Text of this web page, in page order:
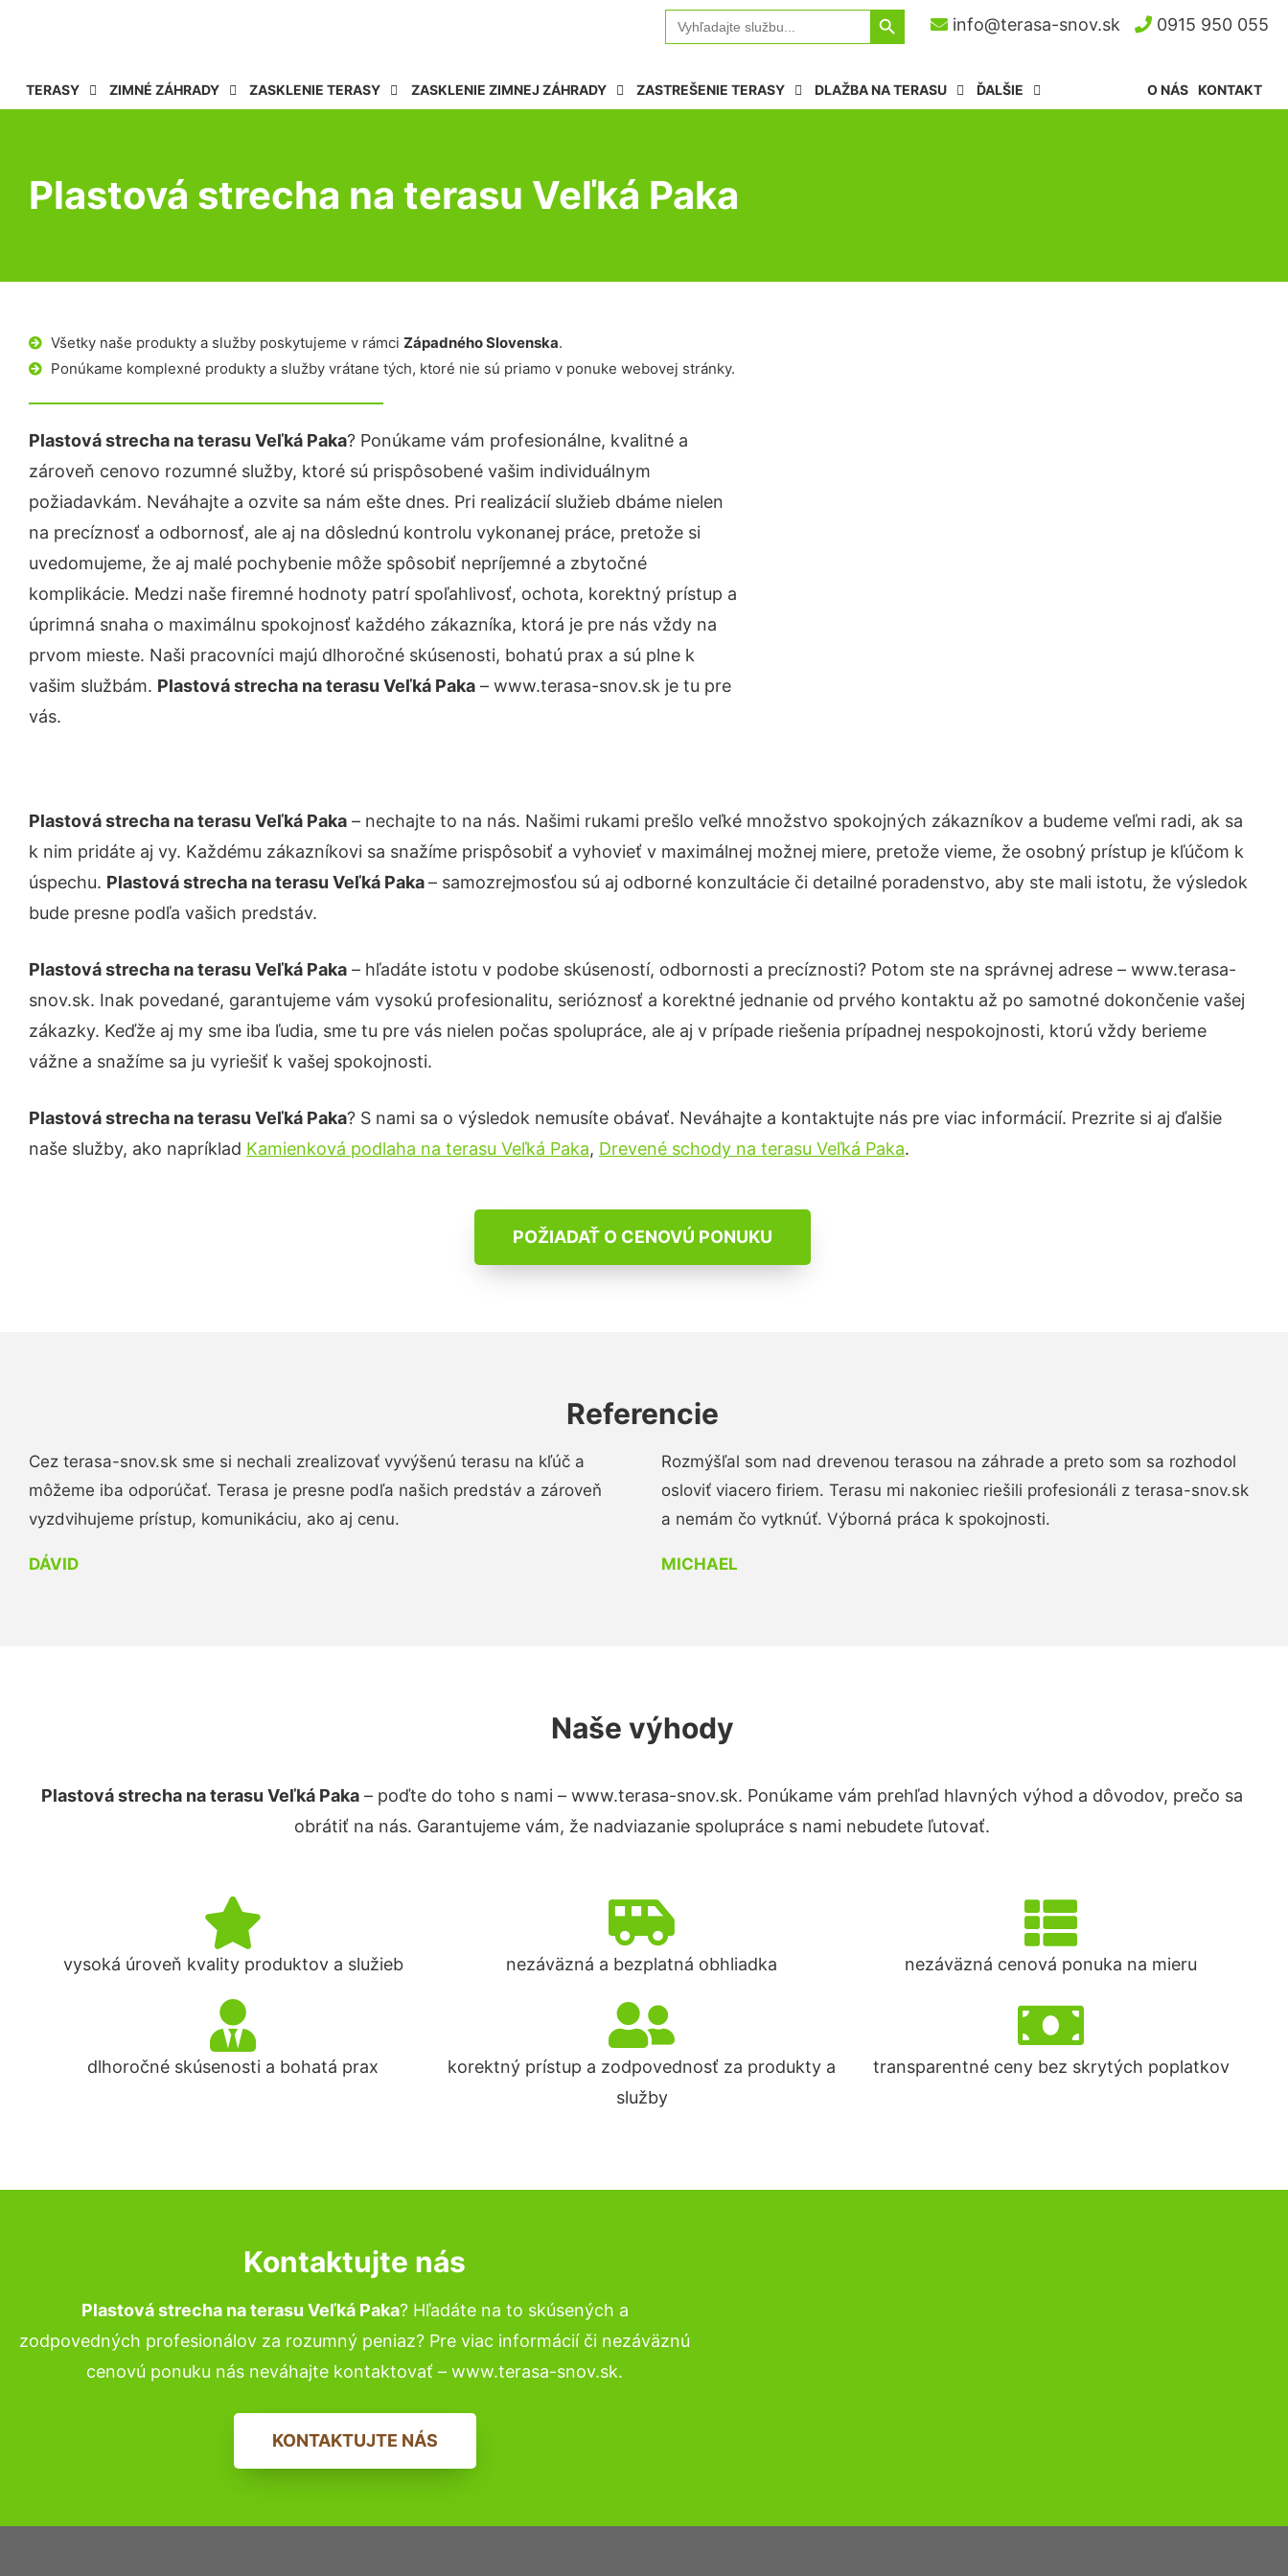
Search
for:
Search Button
info@terasa-snov.sk 0915 950 055
TERASY ZIMNÉ ZÁHRADY ZASKLENIE TERASY ZASKLENIE ZIMNEJ ZÁHRADY ZASTREŠENIE TERASY DLAŽBA NA TERASU ĎALŠIE KONTAKT
O NÁS
Plastová strecha na terasu Veľká Paka
Všetky naše produkty a služby poskytujeme v rámci Západného Slovenska.
Ponúkame komplexné produkty a služby vrátane tých, ktoré nie sú priamo v ponuke webovej stránky.
Plastová strecha na terasu Veľká Paka? Ponúkame vám profesionálne, kvalitné a
zároveň cenovo rozumné služby, ktoré sú prispôsobené vašim individuálnym
požiadavkám. Neváhajte a ozvite sa nám ešte dnes. Pri realizácií služieb dbáme nielen
na precíznosť a odbornosť, ale aj na dôslednú kontrolu vykonanej práce, pretože si
uvedomujeme, že aj malé pochybenie môže spôsobiť nepríjemné a zbytočné
komplikácie. Medzi naše firemné hodnoty patrí spoľahlivosť, ochota, korektný prístup a
úprimná snaha o maximálnu spokojnosť každého zákazníka, ktorá je pre nás vždy na
prvom mieste. Naši pracovníci majú dlhoročné skúsenosti, bohatú prax a sú plne k
vašim službám. Plastová strecha na terasu Veľká Paka – www.terasa-snov.sk je tu pre
vás.
Plastová strecha na terasu Veľká Paka – nechajte to na nás. Našimi rukami prešlo veľké množstvo spokojných zákazníkov a budeme veľmi radi, ak sa
k nim pridáte aj vy. Každému zákazníkovi sa snažíme prispôsobiť a vyhovieť v maximálnej možnej miere, pretože vieme, že osobný prístup je kľúčom k
úspechu. Plastová strecha na terasu Veľká Paka– samozrejmosťou sú aj odborné konzultácie či detailné poradenstvo, aby ste mali istotu, že výsledok
bude presne podľa vašich predstáv.
Plastová strecha na terasu Veľká Paka – hľadáte istotu v podobe skúseností, odbornosti a precíznosti? Potom ste na správnej adrese – www.terasa-
snov.sk. Inak povedané, garantujeme vám vysokú profesionalitu, serióznosť a korektné jednanie od prvého kontaktu až po samotné dokončenie vašej
zákazky. Keďže aj my sme iba ľudia, sme tu pre vás nielen počas spolupráce, ale aj v prípade riešenia prípadnej nespokojnosti, ktorú vždy berieme
vážne a snažíme sa ju vyriešiť k vašej spokojnosti.
Plastová strecha na terasu Veľká Paka? S nami sa o výsledok nemusíte obávať. Neváhajte a kontaktujte nás pre viac informácií. Prezrite si aj ďalšie
naše služby, ako napríklad Kamienková podlaha na terasu Veľká Paka, Drevené schody na terasu Veľká Paka.
POŽIADAŤ O CENOVÚ PONUKU
Referencie
Cez terasa-snov.sk sme si nechali zrealizovať vyvýšenú terasu na kľúč a
môžeme iba odporúčať. Terasa je presne podľa našich predstáv a zároveň
vyzdvihujeme prístup, komunikáciu, ako aj cenu.
DÁVID
Rozmýšľal som nad drevenou terasou na záhrade a preto som sa rozhodol
osloviť viacero firiem. Terasu mi nakoniec riešili profesionáli z terasa-snov.sk
a nemám čo vytknúť. Výborná práca k spokojnosti.
MICHAEL
Naše výhody
Plastová strecha na terasu Veľká Paka – poďte do toho s nami – www.terasa-snov.sk. Ponúkame vám prehľad hlavných výhod a dôvodov, prečo sa
obrátiť na nás. Garantujeme vám, že nadviazanie spolupráce s nami nebudete ľutovať.
vysoká úroveň kvality produktov a služieb nezáväzná a bezplatná obhliadka nezáväzná cenová ponuka na mieru
dlhoročné skúsenosti a bohatá prax
korektný prístup a zodpovednosť za produkty a
služby
transparentné ceny bez skrytých poplatkov
Kontaktujte nás
Plastová strecha na terasu Veľká Paka? Hľadáte na to skúsených a
zodpovedných profesionálov za rozumný peniaz? Pre viac informácií či nezáväznú
cenovú ponuku nás neváhajte kontaktovať – www.terasa-snov.sk.
KONTAKTUJTE NÁS